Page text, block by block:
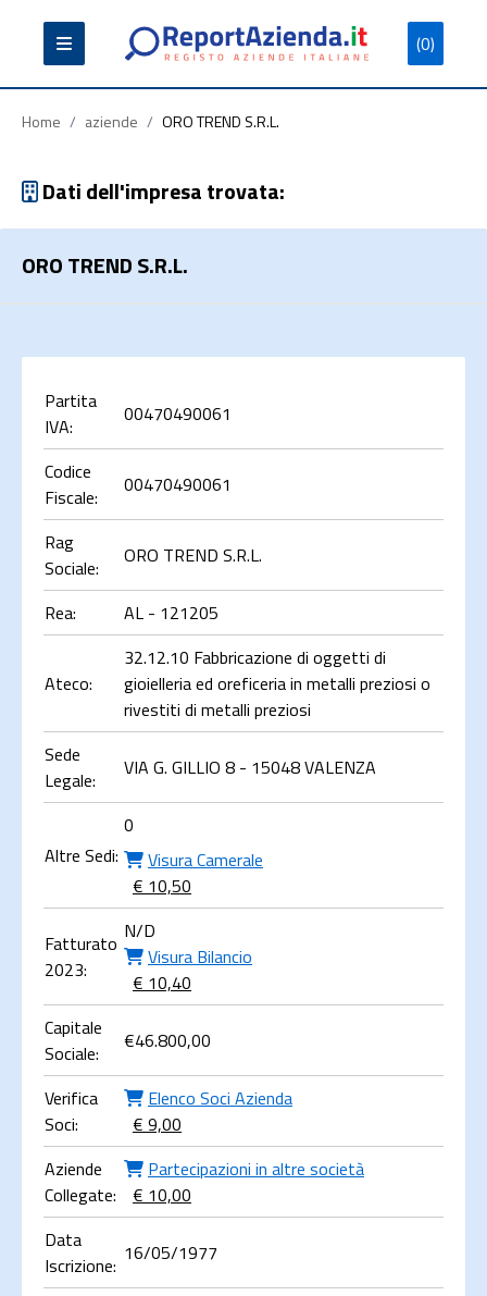
(0)
Partita
Iva
Codice
Fiscale
Ragione
Sociale
Cerca
Home / aziende / ORO TREND S.R.L.
Dati dell'impresa trovata:
ORO TREND S.R.L.
Partita
IVA:
00470490061
Codice
Fiscale:
00470490061
Rag
Sociale:
ORO TREND S.R.L.
Rea: AL - 121205
Ateco:
32.12.10 Fabbricazione di oggetti di
gioielleria ed oreficeria in metalli preziosi o
rivestiti di metalli preziosi
Sede
Legale:
VIA G. GILLIO 8 - 15048 VALENZA
Altre Sedi:
0
Visura Camerale
€ 10,50
Fatturato
2023:
N/D
Visura Bilancio
€ 10,40
Capitale
Sociale:
€46.800,00
Verifica
Soci:
Elenco Soci Azienda
€ 9,00
Aziende
Collegate:
Partecipazioni in altre società
€ 10,00
Data
Iscrizione: 16/05/1977